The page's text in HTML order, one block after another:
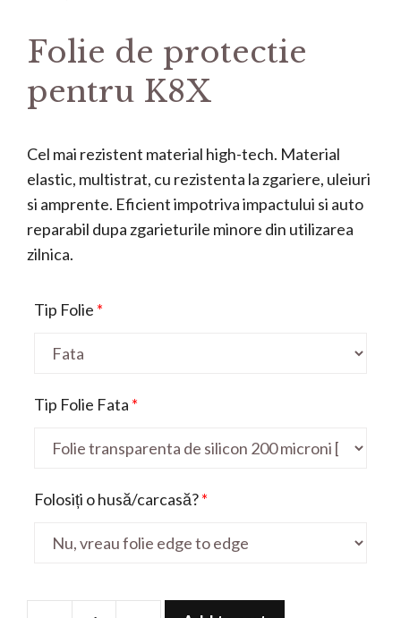
Folie de protectie
pentru K8X
Cel mai rezistent material high-tech. Material
elastic, multistrat, cu rezistenta la zgariere, uleiuri
si amprente. Eficient impotriva impactului si auto
reparabil dupa zgarieturile minore din utilizarea
zilnica.
Tip Folie *
Tip Folie Fata *
Folosiți o husă/carcasă?*